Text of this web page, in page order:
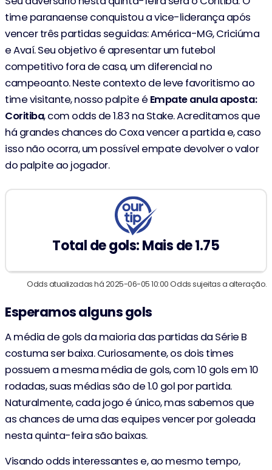
time paranaense conquistou a vice-liderança após
vencer três partidas seguidas: América-MG, Criciúma
e Avaí. Seu objetivo é apresentar um futebol
competitivo fora de casa, um diferencial no
campeoanto. Neste contexto de leve favoritismo ao
time visitante, nosso palpite é Empate anula aposta:
Coritiba, com odds de 1.83 na Stake. Acreditamos que
há grandes chances do Coxa vencer a partida e, caso
isso não ocorra, um possível empate devolver o valor
do palpite ao jogador.
Total de gols: Mais de 1.75
Odds atualizadas há 2025-06-05 10:00 Odds sujeitas a alteração.
Esperamos alguns gols
A média de gols da maioria das partidas da Série B
costuma ser baixa. Curiosamente, os dois times
possuem a mesma média de gols, com 10 gols em 10
rodadas, suas médias são de 1.0 gol por partida.
Naturalmente, cada jogo é único, mas sabemos que
as chances de uma das equipes vencer por goleada
nesta quinta-feira são baixas.
Visando odds interessantes e, ao mesmo tempo,